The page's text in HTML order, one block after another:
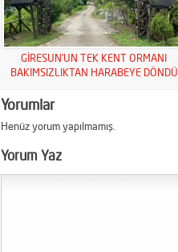
GİRESUN’UN TEK KENT ORMANI
BAKIMSIZLIKTAN HARABEYE DÖNDÜ
Yorumlar
Henüz yorum yapılmamış.
Yorum Yaz